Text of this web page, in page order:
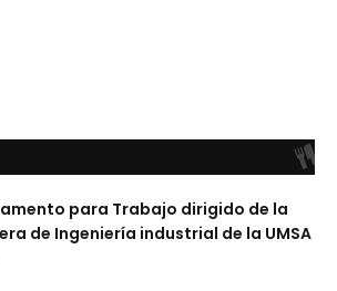
para Trabajo dirigido de la
de Ingeniería industrial de la UMSA